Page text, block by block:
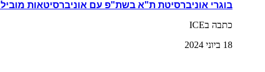
בוגרי אוניברסיטת ת"א בשת"פ עם אוניברסיטאות
כתבה בICE
18 ביוני 2024